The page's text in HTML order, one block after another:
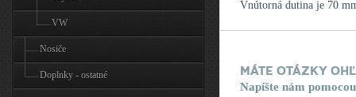
Vnútorná dutina je 70
Máte otázky
Napíšte nám
VW
Nosiče
Doplnky - ostatné